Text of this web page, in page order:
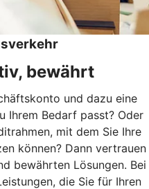
bewährt
und dazu eine
Ihrem Bedarf passt? Oder
mit dem Sie Ihre
können? Dann vertrauen
bewährten Lösungen. Bei
die Sie für Ihren